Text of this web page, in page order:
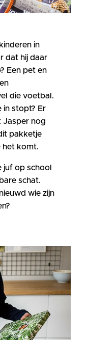
in
dat hij daar
Een pet en
die voetbal.
in stopt? Er
Jasper nog
pakketje
het komt.
juf op school
schat.
wie zijn